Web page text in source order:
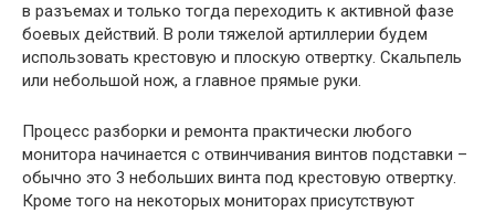
в разъемах и только тогда переходить к активной фазе
боевых действий. В роли тяжелой артиллерии будем
использовать крестовую и плоскую отвертку. Скальпель
или небольшой нож, а главное прямые руки.
Процесс разборки и ремонта практически любого
монитора начинается с отвинчивания винтов подставки –
обычно это 3 небольших винта под крестовую отвертку.
Кроме того на некоторых мониторах присутствуют